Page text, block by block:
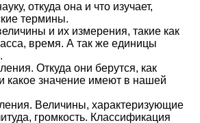
откуда она и что изучает,
термины.
и их измерения, такие как
время. А так же единицы
Откуда они берутся, как
какое значение имеют в нашей
Величины, характеризующие
громкость. Классификация